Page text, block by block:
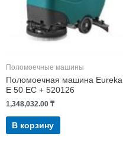
Поломоечные машины
Поломоечная машина Eureka
E 50 EC + 520126
1,348,032.00 ₸
В корзину